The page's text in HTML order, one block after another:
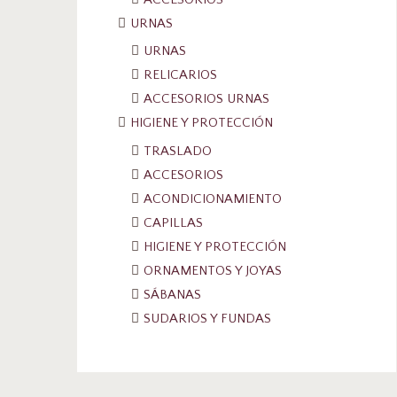
URNAS
URNAS
RELICARIOS
ACCESORIOS URNAS
HIGIENE Y PROTECCIÓN
TRASLADO
ACCESORIOS
ACONDICIONAMIENTO
CAPILLAS
HIGIENE Y PROTECCIÓN
ORNAMENTOS Y JOYAS
SÁBANAS
SUDARIOS Y FUNDAS